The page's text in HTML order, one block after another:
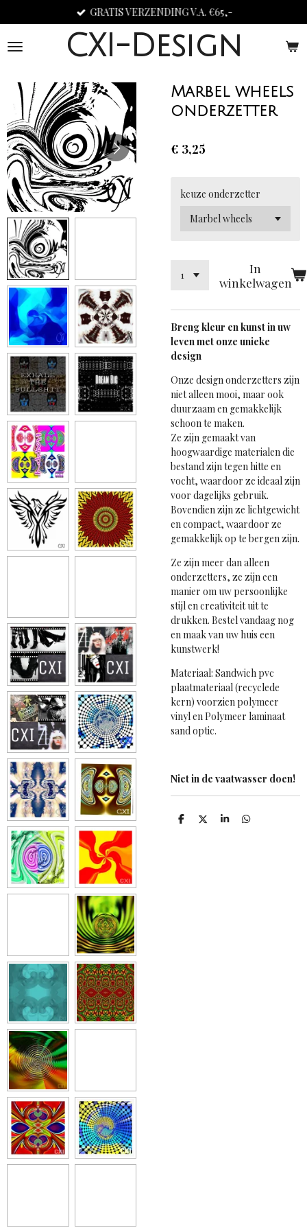
direct
naar
CXI-Design
GRATIS VERZENDING V.A. €65,-
Marbel wheels
onderzetter
€ 3,25
keuze onderzetter
In
winkelwagen
Breng kleur en kunst in uw
leven met onze unieke
design
Onze design onderzetters zijn
niet alleen mooi, maar ook
duurzaam en gemakkelijk
schoon te maken.
Ze zijn gemaakt van
hoogwaardige materialen die
bestand zijn tegen hitte en
vocht, waardoor ze ideaal zijn
voor dagelijks gebruik.
Bovendien zijn ze lichtgewicht
en compact, waardoor ze
gemakkelijk op te bergen zijn.
Ze zijn meer dan alleen
onderzetters, ze zijn een
manier om uw persoonlijke
stijl en creativiteit uit te
drukken. Bestel vandaag nog
en maak van uw huis een
kunstwerk!
Materiaal: Sandwich pvc
plaatmateriaal (recyclede
kern) voorzien polymeer
vinyl en Polymeer laminaat
sand optic.
Niet in de vaatwasser doen!
D
D
S
D